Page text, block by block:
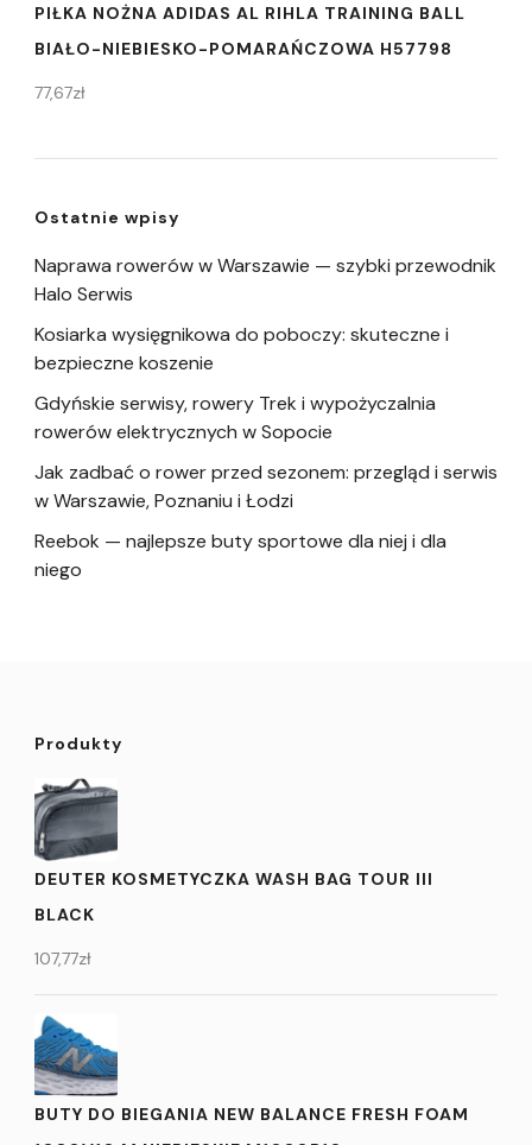
PIŁKA NOŻNA ADIDAS AL RIHLA TRAINING BALL
BIAŁO-NIEBIESKO-POMARAŃCZOWA H57798
77,67zł
Ostatnie wpisy
Naprawa rowerów w Warszawie — szybki przewodnik
Halo Serwis
Kosiarka wysięgnikowa do poboczy: skuteczne i
bezpieczne koszenie
Gdyńskie serwisy, rowery Trek i wypożyczalnia
rowerów elektrycznych w Sopocie
Jak zadbać o rower przed sezonem: przegląd i serwis
w Warszawie, Poznaniu i Łodzi
Reebok — najlepsze buty sportowe dla niej i dla
niego
Produkty
DEUTER KOSMETYCZKA WASH BAG TOUR III
BLACK
107,77zł
BUTY DO BIEGANIA NEW BALANCE FRESH FOAM